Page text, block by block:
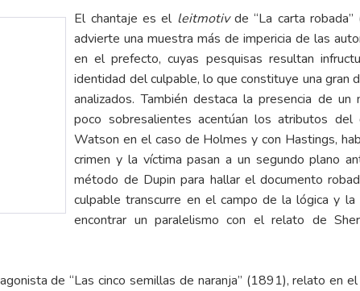
El chantaje es el leitmotivde “La carta
advierte una muestra más de impericia de las
en el prefecto, cuyas pesquisas resultan
identidad del culpable, lo que constituye una gran
analizados. También destaca la presencia de un
poco sobresalientes acentúan los atributos del
Watson en el caso de Holmes y con Hastings,
crimen y la víctima pasan a un segundo plano
método de Dupin para hallar el documento
culpable transcurre en el campo de la lógica y la
encontrar un paralelismo con el relato de
de “Las cinco semillas de naranja” (1891), relato en